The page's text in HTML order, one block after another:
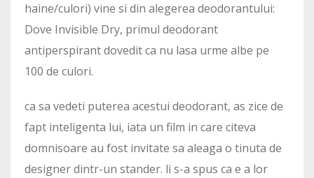
haine/culori) vine si din alegerea deodorantului:
Dove Invisible Dry, primul deodorant
antiperspirant dovedit ca nu lasa urme albe pe
100 de culori.
ca sa vedeti puterea acestui deodorant, as zice de
fapt inteligenta lui, iata un film in care citeva
domnisoare au fost invitate sa aleaga o tinuta de
designer dintr-un stander. li s-a spus ca e a lor